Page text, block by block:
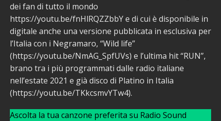
dei fan di tutto il mondo
https://youtu.be/fnHlRQZZbbY e di cui è disponibile in
digitale anche una versione pubblicata in esclusiva per
l’Italia con i Negramaro, “Wild life”
(https://youtu.be/NmAG_SpfUVs) e l’ultima hit “RUN”,
brano tra i più programmati dalle radio italiane
nell’estate 2021 e già disco di Platino in Italia
(https://youtu.be/TKkcsmvYTw4).
Ascolta la tua canzone preferita su Radio Sound